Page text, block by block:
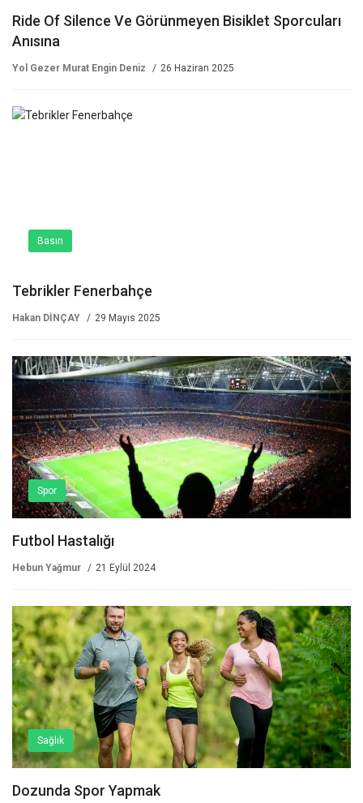
Ride Of Silence Ve Görünmeyen Bisiklet Sporcuları
Anısına
Yol Gezer Murat Engin Deniz 26 Haziran 2025
Basın
Tebrikler Fenerbahçe
Hakan DİNÇAY 29 Mayıs 2025
Spor
Futbol Hastalığı
Hebun Yağmur 21 Eylül 2024
Sağlık
Dozunda Spor Yapmak